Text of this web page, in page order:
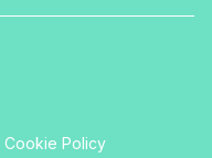
Cookie Policy